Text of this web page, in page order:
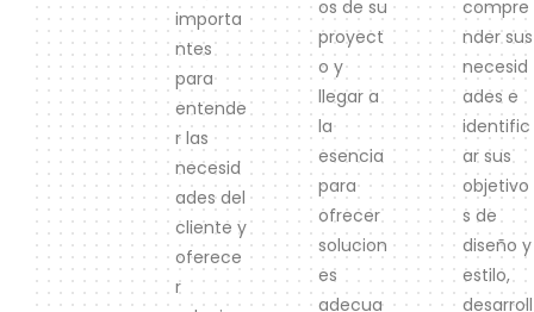
importa
ntes
para
entende
r las
necesid
ades del
cliente y
oferece
r
os de su
proyect
o y
llegar a
la
esencia
para
ofrecer
solucion
es
adecua
compre
nder sus
necesid
ades e
identific
ar sus
objetivo
s de
diseño y
estilo,
desarroll